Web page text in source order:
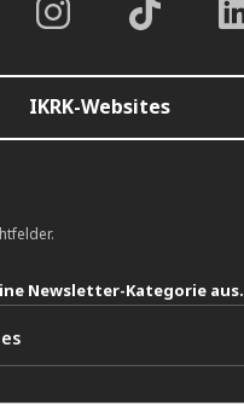
IKRK-Websites
Newsletter-Kategorie aus.